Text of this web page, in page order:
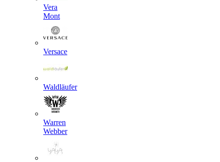
Vera
Mont
Versace
Waldläufer
Warren
Webber